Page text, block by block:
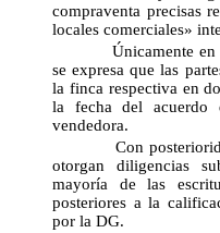
compraventa precisas
locales comerciales»
Únicamente en
se expresa que las
la finca respectiva en
la fecha del acuerdo
vendedora.
Con posterioridad
otorgan diligencias
mayoría de las
posteriores a la
por la DG.